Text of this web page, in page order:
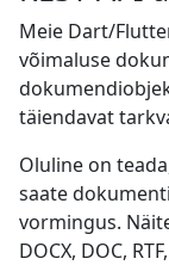
Meie Dart/
võimaluse
täiendavat
Oluline on
saate
vormingus.
DOCX, DOC,